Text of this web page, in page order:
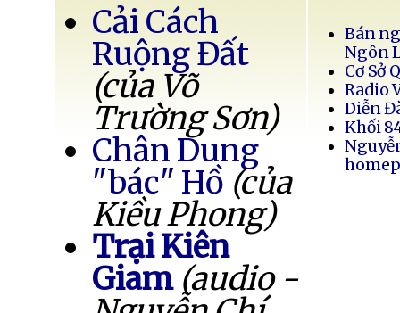
Cải Cách
Ruộng Đất
(của Võ
Trường Sơn)
Chân Dung
"bác" Hồ (của
Kiều Phong)
Trại Kiên
Giam (audio -
Bán
Ngôn
Cơ Sở
Radio
Diễn
Khối